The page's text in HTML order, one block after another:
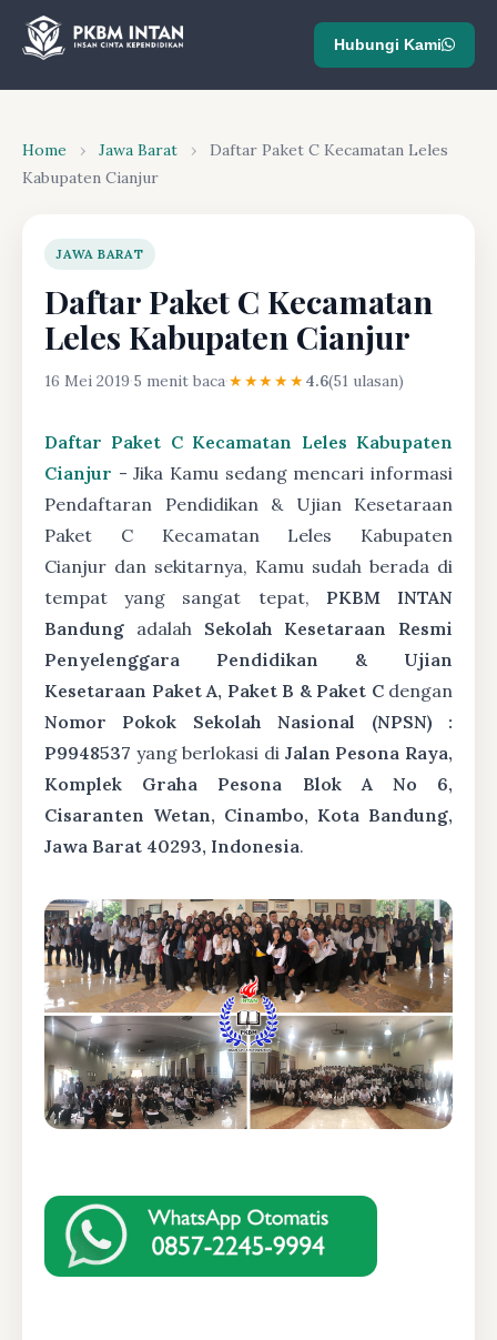
Hubungi Kami
Home › Jawa Barat ›
Daftar Paket C Kecamatan Leles
Kabupaten Cianjur
JAWA BARAT
Daftar Paket C Kecamatan
Leles Kabupaten Cianjur
16 Mei 2019·5 menit baca·★★★★★4.6(51 ulasan)
Daftar Paket C Kecamatan Leles Kabupaten
Cianjur - Jika Kamu sedang mencari informasi
Pendaftaran Pendidikan & Ujian Kesetaraan
Paket C Kecamatan Leles Kabupaten
Cianjur dan sekitarnya, Kamu sudah berada di
tempat yang sangat tepat, PKBM INTAN
Bandung adalah Sekolah Kesetaraan Resmi
Penyelenggara Pendidikan & Ujian
Kesetaraan Paket A, Paket B & Paket Cdengan
Nomor Pokok Sekolah Nasional (NPSN) :
P9948537 yang berlokasi di Jalan Pesona Raya,
Komplek Graha Pesona Blok A No 6,
Cisaranten Wetan, Cinambo, Kota Bandung,
Jawa Barat 40293, Indonesia.